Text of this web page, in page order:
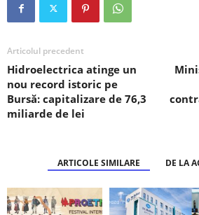
Articolul precedent
Hidroelectrica atinge un
nou record istoric pe
Bursă: capitalizare de 76,3
miliarde de lei
ARTICOLE SIMILARE DE LA